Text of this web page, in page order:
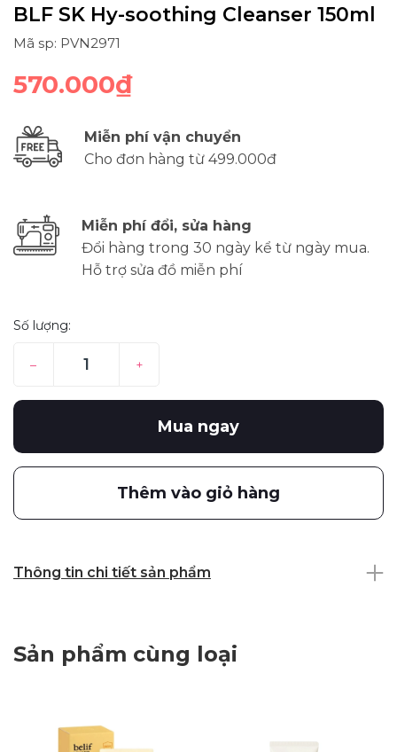
BLF SK Hy-soothing Cleanser 150ml
Mã sp: PVN2971
570.000₫
Miễn phí vận chuyển
Cho đơn hàng từ 499.000đ
Miễn phí đổi, sửa hàng
Đổi hàng trong 30 ngày kể từ ngày mua.
Hỗ trợ sửa đồ miễn phí
Số lượng:
– +
Mua ngay
Thêm vào giỏ hàng
Thông tin chi tiết sản phẩm
Sản phẩm cùng loại